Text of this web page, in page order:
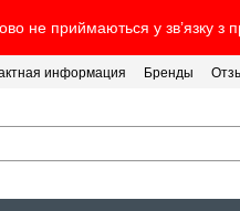
не приймаються у зв’язку
информация Бренды